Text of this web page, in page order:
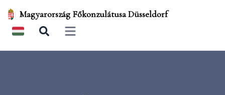
Magyarország Főkonzulátusa Düsseldorf
Open main menu